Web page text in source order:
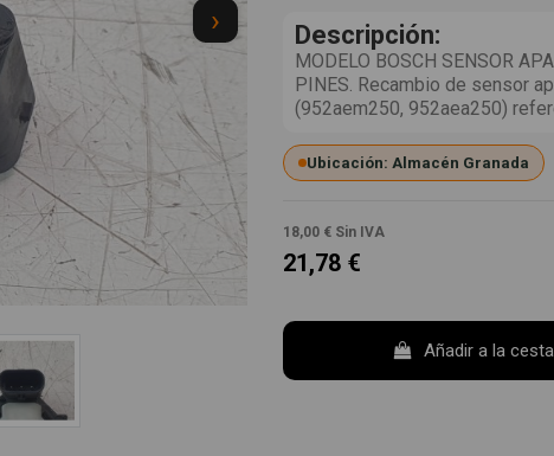
› Descripción:
MODELO BOSCH SENSOR
PINES. Recambio de sensor
(952aem250, 952aea250)
Ubicación: Almacén Granada
18,00 € Sin IVA
21,78 €
Añadir a la cesta